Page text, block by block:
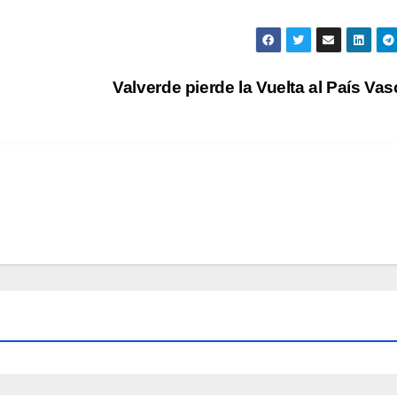
Valverde pierde la Vuelta al País